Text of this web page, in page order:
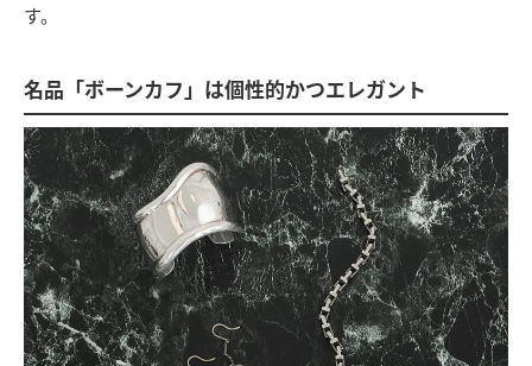
す。
名品「ボーンカフ」は個性的かつエレガント